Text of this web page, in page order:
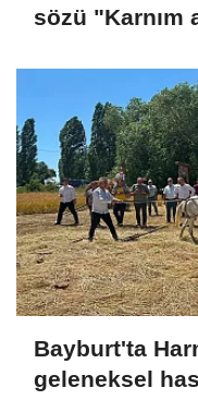
sözü "Karnım
Bayburt'ta
geleneksel